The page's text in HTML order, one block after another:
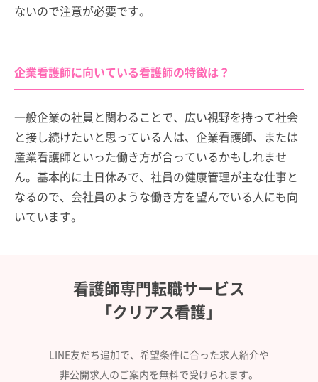
ないので注意が必要です。
企業看護師に向いている看護師の特徴は？
一般企業の社員と関わることで、広い視野を持って社会
と接し続けたいと思っている人は、企業看護師、または
産業看護師といった働き方が合っているかもしれませ
ん。基本的に土日休みで、社員の健康管理が主な仕事と
なるので、会社員のような働き方を望んでいる人にも向
いています。
看護師専門転職サービス
「クリアス看護」
LINE友だち追加で、希望条件に合った求人紹介や
非公開求人のご案内を無料で受けられます。